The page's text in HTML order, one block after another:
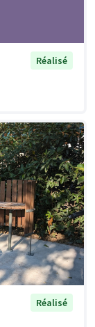
Réalisé
Réalisé